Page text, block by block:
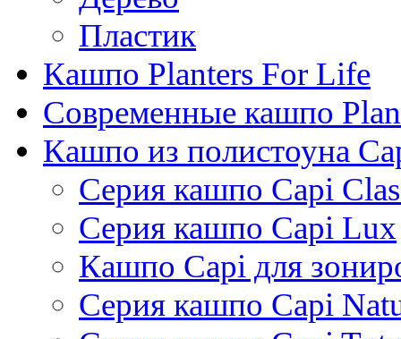
Пластик
Кашпо Planters For Life
Современные кашпо
Кашпо из полистоуна
Серия кашпо Capi
Серия кашпо Capi Lux
Кашпо Capi для
Серия кашпо Capi